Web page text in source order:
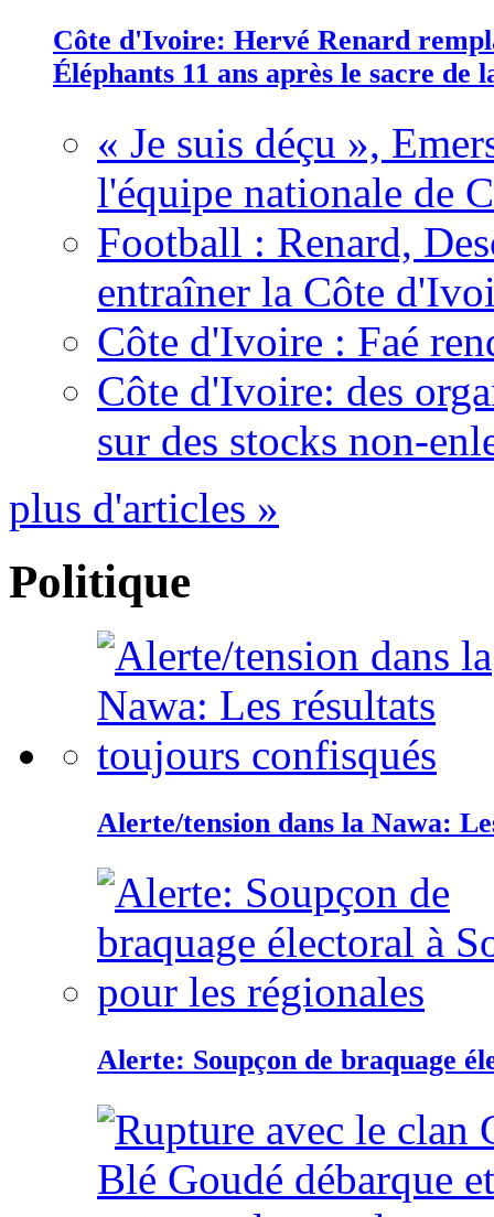
Côte d'Ivoire: Hervé Renard
Éléphants 11 ans après le sacre de
« Je suis déçu »,
l'équipe nationale de
Football : Renard,
entraîner la Côte
Côte d'Ivoire : Faé
Côte d'Ivoire: des
sur des stocks non-
plus d'articles »
Politique
Alerte/tension dans la Nawa:
Alerte: Soupçon de braquage